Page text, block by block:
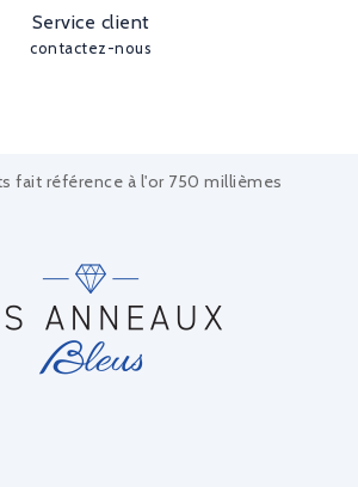
Service client
contactez-nous
fait référence à l'or 750 millièmes